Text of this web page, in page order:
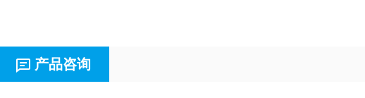
产品咨询